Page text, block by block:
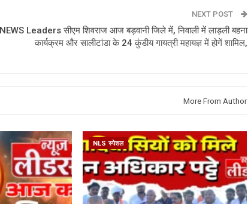
NEXT POST
NEWS Leaders सीएम शिवराज आज बड़वानी जिले में, निवाली में लाड़ली बहना
कार्यक्रम और सालीटांडा के 24 कुंडीय गायत्री महायज्ञ में होगें शामिल,
More From Author
NLS स्पेशल